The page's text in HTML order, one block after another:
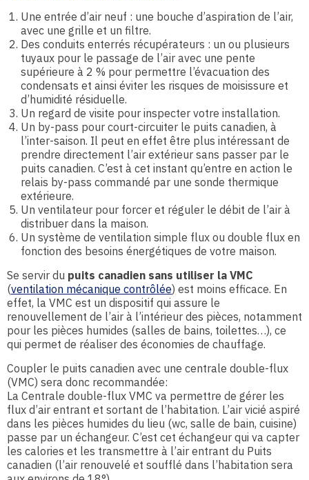
Une entrée d’air neuf : une bouche d’aspiration de l’air,
avec une grille et un filtre.
Des conduits enterrés récupérateurs : un ou plusieurs
tuyaux pour le passage de l’air avec une pente
supérieure à 2 % pour permettre l’évacuation des
condensats et ainsi éviter les risques de moisissure et
d’humidité résiduelle.
Un regard de visite pour inspecter votre installation.
Un by-pass pour court-circuiter le puits canadien, à
l’inter-saison. Il peut en effet être plus intéressant de
prendre directement l’air extérieur sans passer par le
puits canadien. C’est à cet instant qu’entre en action le
relais by-pass commandé par une sonde thermique
extérieure.
Un ventilateur pour forcer et réguler le débit de l’air à
distribuer dans la maison.
Un système de ventilation simple flux ou double flux en
fonction des besoins énergétiques de votre maison.
Se servir du puits canadien sans utiliser la VMC
(ventilation mécanique contrôlée) est moins efficace. En
effet, la VMC est un dispositif qui assure le
renouvellement de l’air à l’intérieur des pièces, notamment
pour les pièces humides (salles de bains, toilettes…), ce
qui permet de réaliser des économies de chauffage.
Coupler le puits canadien avec une centrale double-flux
(VMC) sera donc recommandée:
La Centrale double-flux VMC va permettre de gérer les
flux d’air entrant et sortant de l’habitation. L’air vicié aspiré
dans les pièces humides du lieu (wc, salle de bain, cuisine)
passe par un échangeur. C’est cet échangeur qui va capter
les calories et les transmettre à l’air entrant du Puits
canadien (l’air renouvelé et soufflé dans l’habitation sera